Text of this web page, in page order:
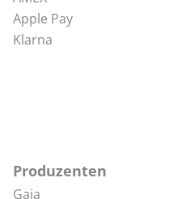
Apple Pay
Klarna
Produzenten
Gaja